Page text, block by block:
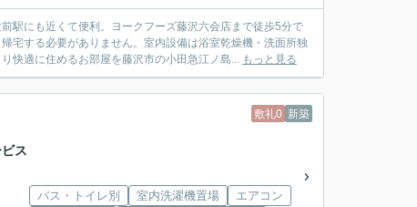
駅にも近くて便利。ヨークフーズ藤沢六会店まで徒歩5分で
宅する必要がありません。室内設備は浴室乾燥機・洗面所独
快適に住めるお部屋を藤沢市の小田急江ノ島... もっと見る
敷礼0 新築
ス
バス・トイレ別 室内洗濯機置場
エアコン